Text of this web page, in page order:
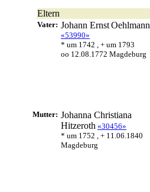
Eltern
Vater: Johann ErnstOehlmann
«53990»
* um 1742 , + um 1793
oo 12.08.1772 Magdeburg
Mutter: Johanna Christiana
Hitzeroth «30456»
* um 1752 , + 11.06.1840
Magdeburg